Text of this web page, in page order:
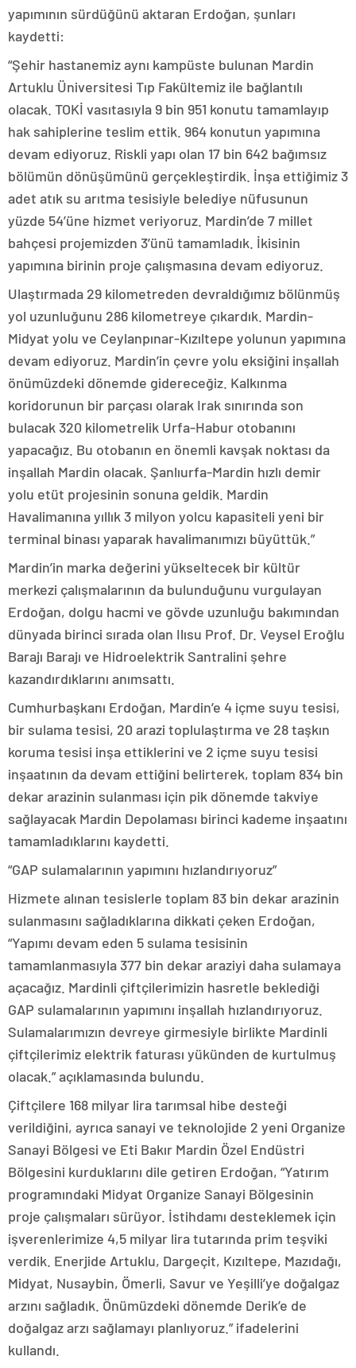
yapımının sürdüğünü aktaran Erdoğan, şunları
kaydetti:
“Şehir hastanemiz aynı kampüste bulunan Mardin
Artuklu Üniversitesi Tıp Fakültemiz ile bağlantılı
olacak. TOKİ vasıtasıyla 9 bin 951 konutu tamamlayıp
hak sahiplerine teslim ettik. 964 konutun yapımına
devam ediyoruz. Riskli yapı olan 17 bin 642 bağımsız
bölümün dönüşümünü gerçekleştirdik. İnşa ettiğimiz 3
adet atık su arıtma tesisiyle belediye nüfusunun
yüzde 54’üne hizmet veriyoruz. Mardin’de 7 millet
bahçesi projemizden 3’ünü tamamladık. İkisinin
yapımına birinin proje çalışmasına devam ediyoruz.
Ulaştırmada 29 kilometreden devraldığımız bölünmüş
yol uzunluğunu 286 kilometreye çıkardık. Mardin-
Midyat yolu ve Ceylanpınar-Kızıltepe yolunun yapımına
devam ediyoruz. Mardin’in çevre yolu eksiğini inşallah
önümüzdeki dönemde gidereceğiz. Kalkınma
koridorunun bir parçası olarak Irak sınırında son
bulacak 320 kilometrelik Urfa-Habur otobanını
yapacağız. Bu otobanın en önemli kavşak noktası da
inşallah Mardin olacak. Şanlıurfa-Mardin hızlı demir
yolu etüt projesinin sonuna geldik. Mardin
Havalimanına yıllık 3 milyon yolcu kapasiteli yeni bir
terminal binası yaparak havalimanımızı büyüttük.”
Mardin’in marka değerini yükseltecek bir kültür
merkezi çalışmalarının da bulunduğunu vurgulayan
Erdoğan, dolgu hacmi ve gövde uzunluğu bakımından
dünyada birinci sırada olan Ilısu Prof. Dr. Veysel Eroğlu
Barajı Barajı ve Hidroelektrik Santralini şehre
kazandırdıklarını anımsattı.
Cumhurbaşkanı Erdoğan, Mardin’e 4 içme suyu tesisi,
bir sulama tesisi, 20 arazi toplulaştırma ve 28 taşkın
koruma tesisi inşa ettiklerini ve 2 içme suyu tesisi
inşaatının da devam ettiğini belirterek, toplam 834 bin
dekar arazinin sulanması için pik dönemde takviye
sağlayacak Mardin Depolaması birinci kademe inşaatını
tamamladıklarını kaydetti.
“GAP sulamalarının yapımını hızlandırıyoruz”
Hizmete alınan tesislerle toplam 83 bin dekar arazinin
sulanmasını sağladıklarına dikkati çeken Erdoğan,
“Yapımı devam eden 5 sulama tesisinin
tamamlanmasıyla 377 bin dekar araziyi daha sulamaya
açacağız. Mardinli çiftçilerimizin hasretle beklediği
GAP sulamalarının yapımını inşallah hızlandırıyoruz.
Sulamalarımızın devreye girmesiyle birlikte Mardinli
çiftçilerimiz elektrik faturası yükünden de kurtulmuş
olacak.” açıklamasında bulundu.
Çiftçilere 168 milyar lira tarımsal hibe desteği
verildiğini, ayrıca sanayi ve teknolojide 2 yeni Organize
Sanayi Bölgesi ve Eti Bakır Mardin Özel Endüstri
Bölgesini kurduklarını dile getiren Erdoğan, “Yatırım
programındaki Midyat Organize Sanayi Bölgesinin
proje çalışmaları sürüyor. İstihdamı desteklemek için
işverenlerimize 4,5 milyar lira tutarında prim teşviki
verdik. Enerjide Artuklu, Dargeçit, Kızıltepe, Mazıdağı,
Midyat, Nusaybin, Ömerli, Savur ve Yeşilli’ye doğalgaz
arzını sağladık. Önümüzdeki dönemde Derik’e de
doğalgaz arzı sağlamayı planlıyoruz.” ifadelerini
kullandı.